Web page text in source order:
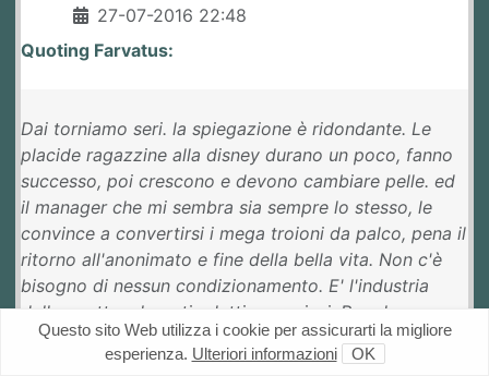
27-07-2016 22:48
Quoting Farvatus:
Dai torniamo seri. la spiegazione è ridondante. Le
placide ragazzine alla disney durano un poco, fanno
successo, poi crescono e devono cambiare pelle. ed
il manager che mi sembra sia sempre lo stesso, le
convince a convertirsi i mega troioni da palco, pena il
ritorno all'anonimato e fine della bella vita. Non c'è
bisogno di nessun condizionamento. E' l'industria
dello spettacolo, o ti adatti o sparisci. Per alcune non
necessario nemmeno la conversione, sono gli stessi
genitori che già le preparano.
Questo sito Web utilizza i cookie per assicurarti la migliore
esperienza. Ulteriori informazioni OK